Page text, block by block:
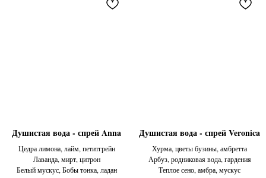
Душистая вода - спрей Anna
Цедра лимона, лайм, петитгрейн
Лаванда, мирт, цитрон
Белый мускус, Бобы тонка, ладан
Душистая вода - спрей Veronica
Хурма, цветы бузины, амбретта
Арбуз, родниковая вода, гардения
Теплое сено, амбра, мускус